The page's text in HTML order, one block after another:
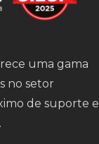
uma gama
no setor
de suporte e